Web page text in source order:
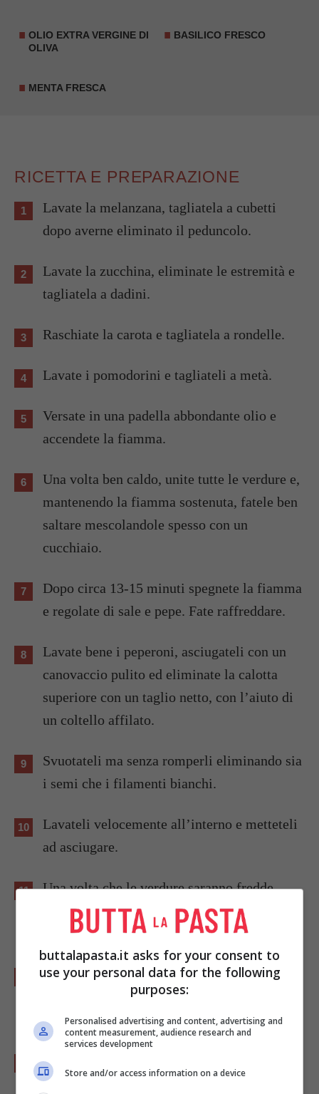
OLIO EXTRA VERGINE DI
OLIVA
BASILICO FRESCO
MENTA FRESCA
RICETTA E PREPARAZIONE
Lavate la melanzana, tagliatela a cubetti
dopo averne eliminato il peduncolo.
Lavate la zucchina, eliminate le estremità e
tagliatela a dadini.
Raschiate la carota e tagliatela a rondelle.
Lavate i pomodorini e tagliateli a metà.
Versate in una padella abbondante olio e
accendete la fiamma.
Una volta ben caldo, unite tutte le verdure e,
mantenendo la fiamma sostenuta, fatele ben
saltare mescolandole spesso con un
cucchiaio.
Dopo circa 13-15 minuti spegnete la fiamma
e regolate di sale e pepe. Fate raffreddare.
Lavate bene i peperoni, asciugateli con un
canovaccio pulito ed eliminate la calotta
superiore con un taglio netto, con l’aiuto di
un coltello affilato.
Svuotateli ma senza romperli eliminando sia
i semi che i filamenti bianchi.
Lavateli velocemente all’interno e metteteli
ad asciugare.
Una volta che le verdure saranno fredde
trasferitele all’interno di una ciotola
capiente.
Unite l’uovo, il parmigiano grattugiato e le
erbe aromatiche tritate. Regolate di sale e
pepe.
Unite anche il formaggio fresco filante
tagliato a cubetti ed incorporatelo
buttalapasta.it asks for your consent to
use your personal data for the following
purposes:
Personalised advertising and content, advertising and
content measurement, audience research and
services development
Store and/or access information on a device